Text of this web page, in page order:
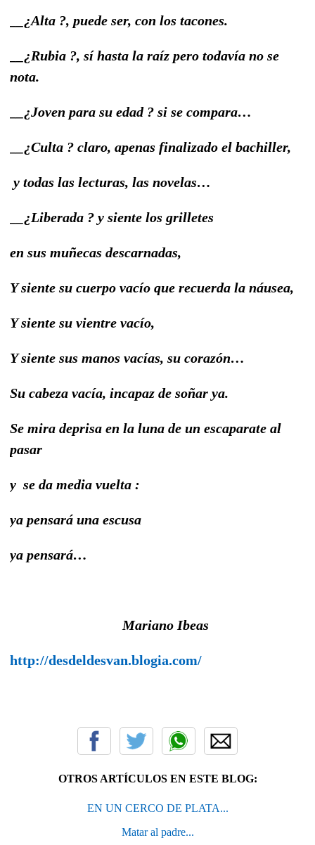
__¿Alta ?, puede ser, con los tacones.
__¿Rubia ?, sí hasta la raíz pero todavía no se
nota.
__¿Joven para su edad ? si se compara…
__¿Culta ? claro, apenas finalizado el bachiller,
y todas las lecturas, las novelas…
__¿Liberada ? y siente los grilletes
en sus muñecas descarnadas,
Y siente su cuerpo vacío que recuerda la náusea,
Y siente su vientre vacío,
Y siente sus manos vacías, su corazón…
Su cabeza vacía, incapaz de soñar ya.
Se mira deprisa en la luna de un escaparate al
pasar
y se da media vuelta :
ya pensará una escusa
ya pensará…
Mariano Ibeas
http://desdeldesvan.blogia.com/
OTROS ARTÍCULOS EN ESTE BLOG:
EN UN CERCO DE PLATA...
Matar al padre...